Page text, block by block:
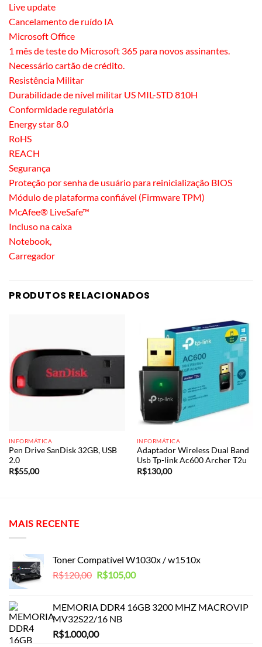
Live update
Cancelamento de ruído IA
Microsoft Office
1 mês de teste do Microsoft 365 para novos assinantes.
Necessário cartão de crédito.
Resistência Militar
Durabilidade de nível militar US MIL-STD 810H
Conformidade regulatória
Energy star 8.0
RoHS
REACH
Segurança
Proteção por senha de usuário para reinicialização BIOS
Módulo de plataforma confiável (Firmware TPM)
McAfee® LiveSafe™
Incluso na caixa
Notebook,
Carregador
PRODUTOS RELACIONADOS
INFORMÁTICA
Pen Drive SanDisk 32GB, USB
2.0
R$55,00
INFORMÁTICA
Adaptador Wireless Dual Band
Usb Tp-link Ac600 Archer T2u
R$130,00
MAIS RECENTE
Toner Compatível W1030x / w1510x
R$120,00 O
era:
R$120,00.
R$105,00O
é:
MEMORIA DDR4 16GB 3200 MHZ MACROVIP
MV32S22/16 NB
R$1.000,00